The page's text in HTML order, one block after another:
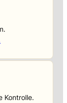
Kontrolle.